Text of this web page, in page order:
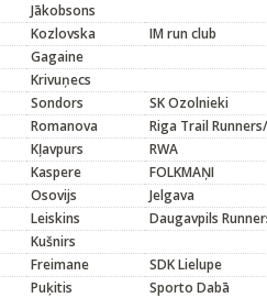
Jākobsons
Kozlovska
IM run club
Gagaine
Krivuņecs
Sondors
SK Ozolnieki
Romanova
Riga Trail
Kļavpurs
RWA
Kaspere
FOLKMAŅI
Osovijs
Jelgava
Leiskins
Daugavpils
Kušnirs
Freimane
SDK Lielupe
Puķitis
Sporto Dabā